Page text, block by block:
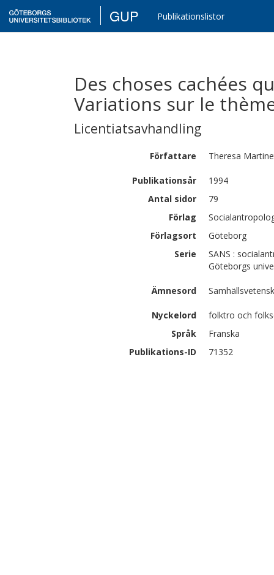
GUP Publikationslistor
Des choses cachées
Variations sur le
Licentiatsavhandling
Författare Theresa
Publikationsår
1994
Antal sidor
79
Förlag
Förlagsort
Göteborg
Serie
SANS :
Göteborgs
Ämnesord
Nyckelord
folktro och
Språk
Franska
Publikations-ID
71352